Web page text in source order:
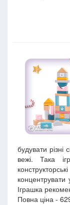
будувати різні
вежі. Така
концентрувати
Іграшка
Повна ціна -